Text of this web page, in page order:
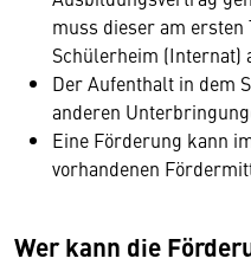
muss dieser am ersten
Schülerheim (Internat)
Der Aufenthalt in dem
anderen
Eine Förderung kann
vorhandenen
Wer kann die